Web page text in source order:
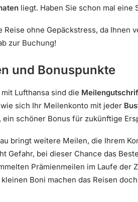
liegt. Haben Sie schon mal eine
ohne Gepäckstress, da Ihnen
zur Buchung!
und Bonuspunkte
Lufthansa sind die
sich Ihr Meilenkonto mit jeder
, ein schöner Bonus für zukünftige
bringt weitere Meilen, die Ihrem
Gefahr, bei dieser Chance das
Prämienmeilen im Laufe der
Boni machen das Reisen